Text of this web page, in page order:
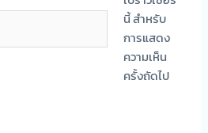
นี้ สำหรับ
การแสดง
ความเห็น
ครั้งถัดไป